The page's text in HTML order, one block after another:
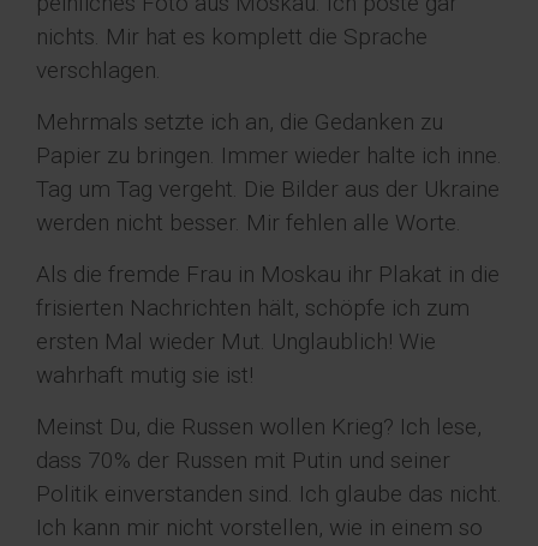
nichts. Mir hat es komplett die Sprache
verschlagen.
Mehrmals setzte ich an, die Gedanken zu
Papier zu bringen. Immer wieder halte ich inne.
Tag um Tag vergeht. Die Bilder aus der Ukraine
werden nicht besser. Mir fehlen alle Worte.
Als die fremde Frau in Moskau ihr Plakat in die
frisierten Nachrichten hält, schöpfe ich zum
ersten Mal wieder Mut. Unglaublich! Wie
wahrhaft mutig sie ist!
Meinst Du, die Russen wollen Krieg? Ich lese,
dass 70% der Russen mit Putin und seiner
Politik einverstanden sind. Ich glaube das nicht.
Ich kann mir nicht vorstellen, wie in einem so